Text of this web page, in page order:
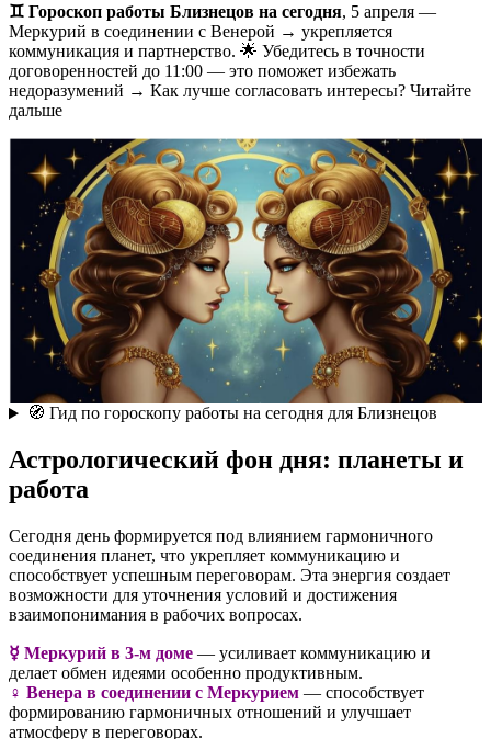
♊ Гороскоп работы Близнецов на сегодня, 5 апреля —
Меркурий в соединении с Венерой → укрепляется
коммуникация и партнерство. 🌟 Убедитесь в точности
договоренностей до 11:00 — это поможет избежать
недоразумений → Как лучше согласовать интересы? Читайте
дальше
🧭 Гид по гороскопу работы на сегодня для Близнецов
Астрологический фон дня: планеты и
работа
Сегодня день формируется под влиянием гармоничного
соединения планет, что укрепляет коммуникацию и
способствует успешным переговорам. Эта энергия создает
возможности для уточнения условий и достижения
взаимопонимания в рабочих вопросах.
☿️ Меркурий в 3-м доме — усиливает коммуникацию и
делает обмен идеями особенно продуктивным.
♀️ Венера в соединении с Меркурием — способствует
формированию гармоничных отношений и улучшает
атмосферу в переговорах.